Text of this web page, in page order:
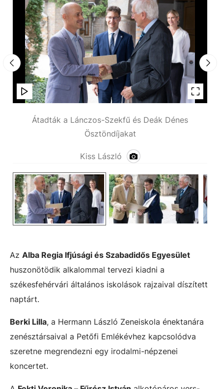
Átadták a Lánczos-Szekfű és Deák Dénes
Ösztöndíjakat
Kiss László
Az Alba Regia Ifjúsági és Szabadidős Egyesület
huszonötödik alkalommal tervezi kiadni a
székesfehérvári általános iskolások rajzaival díszített
naptárt.
Berki Lilla, a Hermann László Zeneiskola énektanára
zenésztársaival a Petőfi Emlékévhez kapcsolódva
szeretne megrendezni egy irodalmi-népzenei
koncertet.